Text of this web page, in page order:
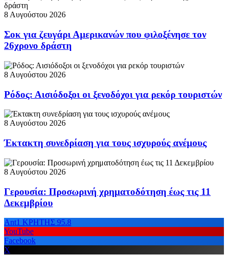
8 Αυγούστου 2026
Σοκ για ζευγάρι Αμερικανών που φιλοξένησε τον
26χρονο δράστη
8 Αυγούστου 2026
Ρόδος: Αισιόδοξοι οι ξενοδόχοι για ρεκόρ τουριστών
8 Αυγούστου 2026
Έκτακτη συνεδρίαση για τους ισχυρούς ανέμους
8 Αυγούστου 2026
Γερουσία: Προσωρινή χρηματοδότηση έως τις 11
Δεκεμβρίου
Ant1 ΚΡΗΤΗΣ 95.8
YouTube
Facebook
X